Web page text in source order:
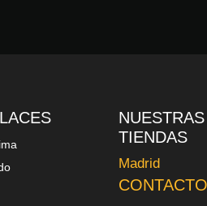
NUESTRAS
TIENDAS
Madrid
CONTACTO